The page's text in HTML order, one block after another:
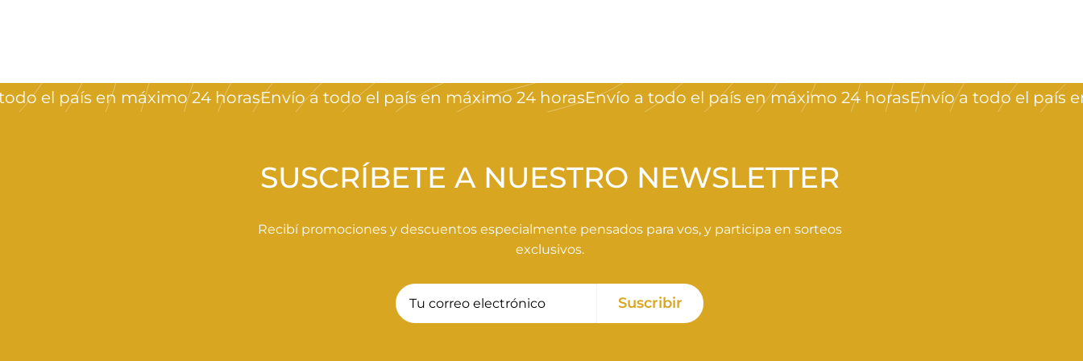
el país en máximo 24 horasEnvío a todo el país en máximo 24 horasEnvío a todo el país en máximo 24 horasEnvío a todo el país en
SUSCRÍBETE A NUESTRO NEWSLETTER
Recibí promociones y descuentos especialmente pensados para vos, y participa en sorteos
exclusivos.
Suscribir